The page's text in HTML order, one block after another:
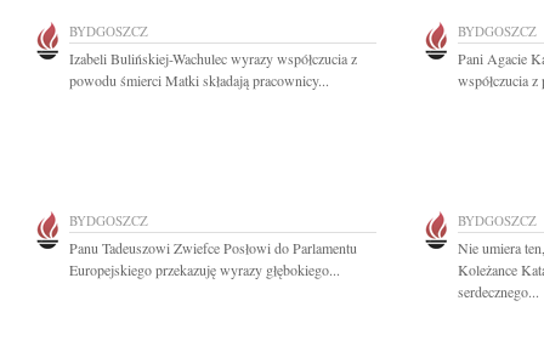
BYDGOSZCZ
Izabeli Bulińskiej-Wachulec wyrazy współczucia z
powodu śmierci Matki składają pracownicy...
BYDGOSZCZ
Pani Agacie
współczucia
BYDGOSZCZ
Panu Tadeuszowi Zwiefce Posłowi do Parlamentu
Europejskiego przekazuję wyrazy głębokiego...
BYDGOSZCZ
Nie umiera
Koleżance
serdecznego...